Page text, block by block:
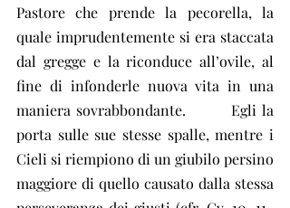
Pastore che prende la pecorella, la
quale imprudentemente si era staccata
dal gregge e la riconduce all’ovile, al
fine di infonderle nuova vita in una
maniera sovrabbondante.         Egli la
porta sulle sue stesse spalle, mentre i
Cieli si riempiono di un giubilo persino
maggiore di quello causato dalla stessa